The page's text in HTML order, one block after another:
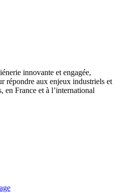
innovante et engagée,
répondre aux enjeux industriels et
en France et à l’international